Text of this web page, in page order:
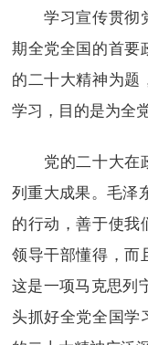
学习宣传贯彻
期全党全国的首要
的二十大精神为题
学习，目的是为全
党的二十大在
列重大成果。毛泽
的行动，善于使我
领导干部懂得，而
这是一项马克思列
头抓好全党全国学